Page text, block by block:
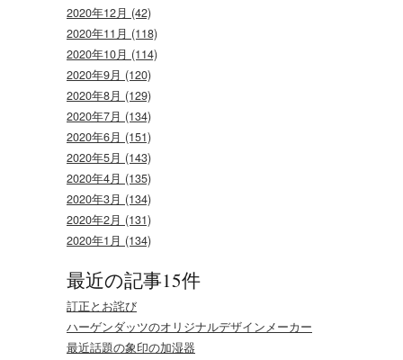
2020年12月 (42)
2020年11月 (118)
2020年10月 (114)
2020年9月 (120)
2020年8月 (129)
2020年7月 (134)
2020年6月 (151)
2020年5月 (143)
2020年4月 (135)
2020年3月 (134)
2020年2月 (131)
2020年1月 (134)
最近の記事15件
訂正とお詫び
ハーゲンダッツのオリジナルデザインメーカー
最近話題の象印の加湿器